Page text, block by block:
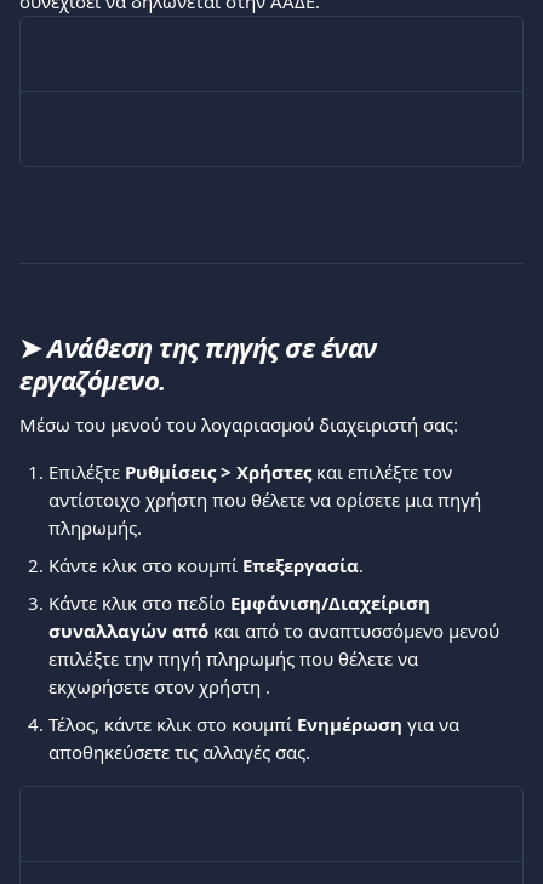
➤ Ανάθεση της πηγής σε έναν
εργαζόμενο.
Μέσω του μενού του λογαριασμού διαχειριστή σας:
Επιλέξτε Ρυθμίσεις > Χρήστες και επιλέξτε τον
αντίστοιχο χρήστη που θέλετε να ορίσετε μια πηγή
πληρωμής.
Κάντε κλικ στο κουμπί Επεξεργασία.
Κάντε κλικ στο πεδίο Εμφάνιση/Διαχείριση
συναλλαγών από και από το αναπτυσσόμενο μενού
επιλέξτε την πηγή πληρωμής που θέλετε να
εκχωρήσετε στον χρήστη .
Τέλος, κάντε κλικ στο κουμπί Ενημέρωση για να
αποθηκεύσετε τις αλλαγές σας.